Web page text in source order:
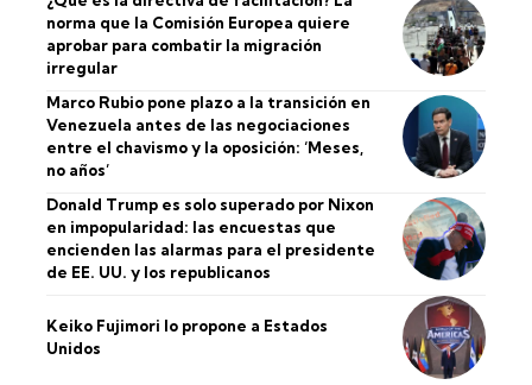
norma que la Comisión Europea quiere
aprobar para combatir la migración
irregular
Marco Rubio pone plazo a la transición en
Venezuela antes de las negociaciones
entre el chavismo y la oposición: ‘Meses,
no años’
Donald Trump es solo superado por Nixon
en impopularidad: las encuestas que
encienden las alarmas para el presidente
de EE. UU. y los republicanos
Keiko Fujimori lo propone a Estados
Unidos